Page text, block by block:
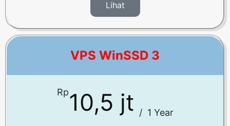
Lihat
VPS WinSSD 3
Rp10,5 jt / 1 Year